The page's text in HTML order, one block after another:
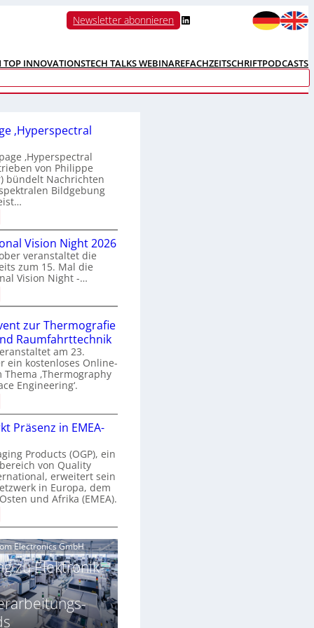
Newsletter abonnieren LinkedIn
TOP INNOVATIONSTECH TALKS WEBINAREFACHZEITSCHRIFTPODCASTS
‚Hyperspectral
‚Hyperspectral
von Philippe
bündelt Nachrichten
Bildgebung
a
Vision Night 2026
veranstaltet die
zum 15. Mal die
Vision Night -…
zur Thermografie
Raumfahrttechnik
am 23.
ein kostenloses Online-
Thema ‚Thermography
Engineering‘.
T
Präsenz in EMEA-
Products (OGP), ein
von Quality
erweitert sein
in Europa, dem
und Afrika (EMEA).
Electronics GmbH
zu Elektronik-